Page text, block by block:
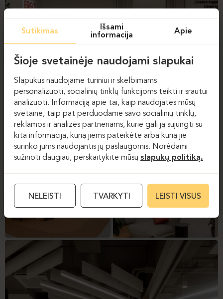
Sutikimas
Išsami
informacija
Apie
Šioje svetainėje naudojami slapukai
Slapukus naudojame turiniui ir skelbimams
personalizuoti, socialinių tinklų funkcijoms teikti ir srautui
analizuoti. Informaciją apie tai, kaip naudojatės mūsų
svetaine, taip pat perduodame savo socialinių tinklų,
reklamos ir analizės partneriams, kurie gali ją sujungti su
kita informacija, kurią jiems pateikėte arba kurią jie
surinko jums naudojantis jų paslaugomis. Norėdami
sužinoti daugiau, perskaitykite mūsų slapukų politiką.
NELEISTI TVARKYTI LEISTI VISUS